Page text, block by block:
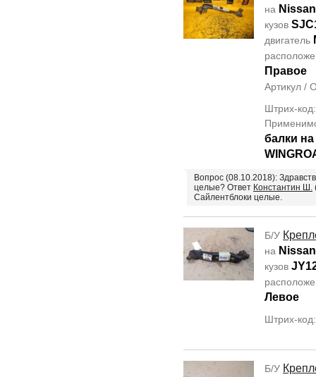
на
кузов
двигатель
Правое
Артикул /
Штрих-
балки
Вопрос (08.10.2018):
целые? Ответ Константин Ш.
Сайлентблоки целые.
Б/У
на
кузов
Левое
Штрих-
Б/У